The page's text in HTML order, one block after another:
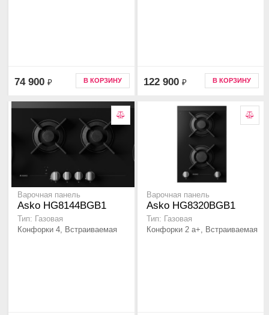
74 900 ₽ В КОРЗИНУ 122 900 ₽ В КОРЗИНУ
Варочная панель
Asko HG8144BGB1
Тип: Газовая
Конфорки 4, Встраиваемая
Варочная панель
Asko HG8320BGB1
Тип: Газовая
Конфорки 2 а+, Встраиваемая